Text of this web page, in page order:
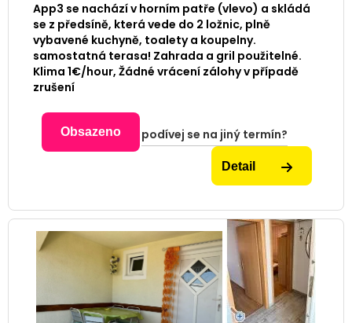
App3 se nachází v horním patře (vlevo) a skládá
se z předsíně, která vede do 2 ložnic, plně
vybavené kuchyně, toalety a koupelny.
samostatná terasa! Zahrada a gril použitelné.
Klima 1€/hour, Žádné vrácení zálohy v případě
zrušení
Obsazeno podívej se na jiný termín?
Detail